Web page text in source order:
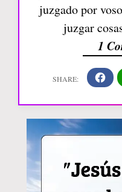
juzgado por
juzgar
1